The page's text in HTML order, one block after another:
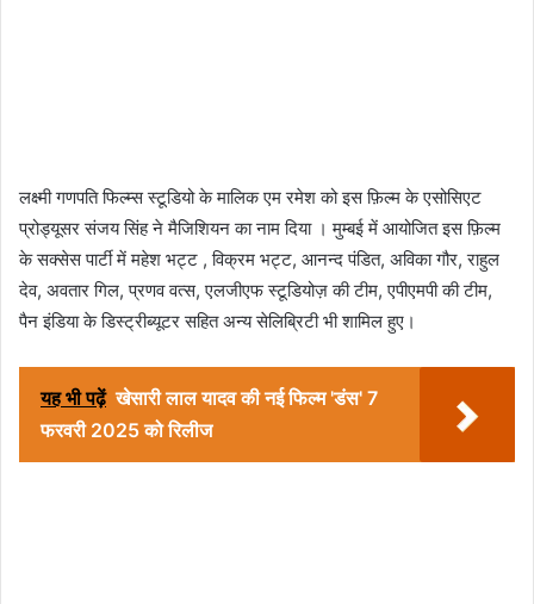
लक्ष्मी गणपति फिल्म्स स्टूडियो के मालिक एम रमेश को इस फ़िल्म के एसोसिएट
प्रोड्यूसर संजय सिंह ने मैजिशियन का नाम दिया । मुम्बई में आयोजित इस फ़िल्म
के सक्सेस पार्टी में महेश भट्ट , विक्रम भट्ट, आनन्द पंडित, अविका गौर, राहुल
देव, अवतार गिल, प्रणव वत्स, एलजीएफ स्टूडियोज़ की टीम, एपीएमपी की टीम,
पैन इंडिया के डिस्ट्रीब्यूटर सहित अन्य सेलिब्रिटी भी शामिल हुए।
यह भी पढ़ें खेसारी लाल यादव की नई फिल्म 'डंस' 7
फरवरी 2025 को रिलीज